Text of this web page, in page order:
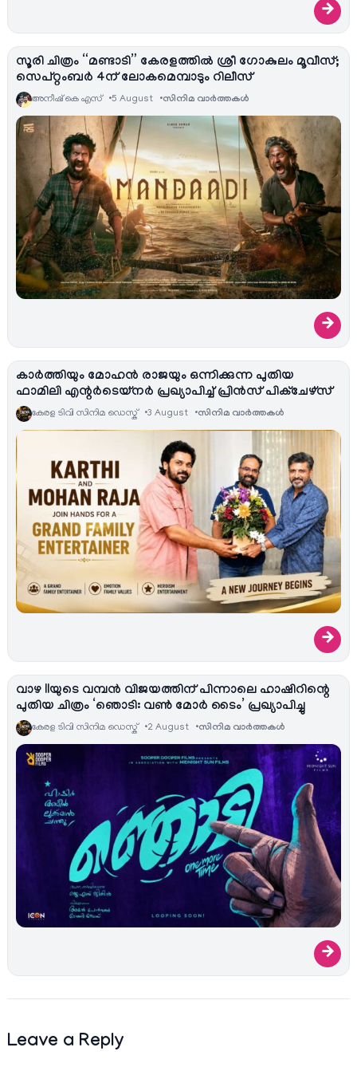
→
സൂരി ചിത്രം “മണ്ടാടി” കേരളത്തിൽ ശ്രീ ഗോകുലം മൂവീസ്;
സെപ്റ്റംബർ 4ന് ലോകമെമ്പാടും റിലീസ്
അനീഷ്‌ കെ എസ് 5 August സിനിമ വാര്‍ത്തകള്‍
→
കാർത്തിയും മോഹൻ രാജയും ഒന്നിക്കുന്ന പുതിയ
ഫാമിലി എന്റർടെയ്‌നർ പ്രഖ്യാപിച്ച് പ്രിൻസ് പിക്ചേഴ്സ്
കേരള ടിവി സിനിമ ഡെസ്ക് 3 August സിനിമ വാര്‍ത്തകള്‍
→
വാഴ IIയുടെ വമ്പൻ വിജയത്തിന് പിന്നാലെ ഹാഷിറിന്റെ
പുതിയ ചിത്രം ‘ഞൊടി: വൺ മോർ ടൈം’ പ്രഖ്യാപിച്ചു
കേരള ടിവി സിനിമ ഡെസ്ക് 2 August സിനിമ വാര്‍ത്തകള്‍
→
Leave a Reply